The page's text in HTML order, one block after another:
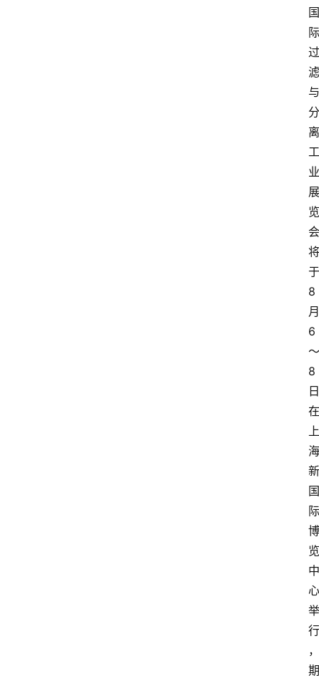
国
际
过
滤
与
分
离
工
业
展
览
会
将
于
8
月
6
～
8
日
在
上
海
新
国
际
博
览
中
心
举
行
，
期